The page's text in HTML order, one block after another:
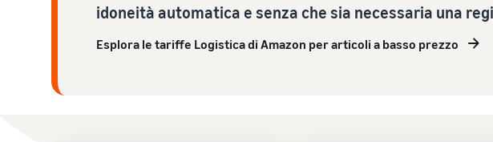
idoneità automatica e senza che sia necessaria una
Esplora le tariffe Logistica di Amazon per articoli a basso prezzo